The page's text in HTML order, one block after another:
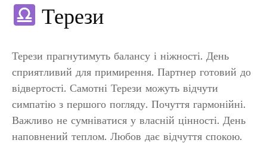
Терези
Терези прагнутимуть балансу і ніжності. День
сприятливий для примирення. Партнер готовий до
відвертості. Самотні Терези можуть відчути
симпатію з першого погляду. Почуття гармонійні.
Важливо не сумніватися у власній цінності. День
наповнений теплом. Любов дає відчуття спокою.